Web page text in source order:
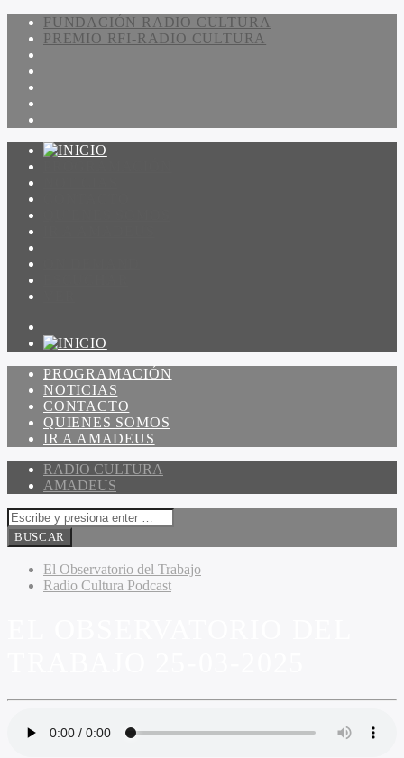
FUNDACIÓN RADIO CULTURA
PREMIO RFI-RADIO CULTURA
PROGRAMACIÓN
NOTICIAS
CONTACTO
QUIENES SOMOS
IR A AMADEUS
RADIO CULTURA
AMADEUS
El Observatorio del Trabajo
Radio Cultura Podcast